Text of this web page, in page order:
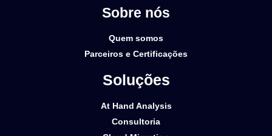
Sobre nós
Quem somos
Parceiros e Certificações
Soluções
At Hand Analysis
Consultoria